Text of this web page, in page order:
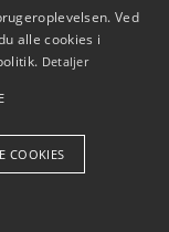
hverdag
Ved
alle cookies i
Detaljer
COOKIES